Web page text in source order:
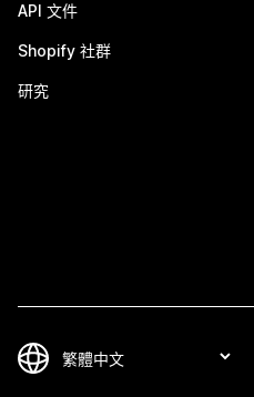
API 文件
Shopify 社群
研究